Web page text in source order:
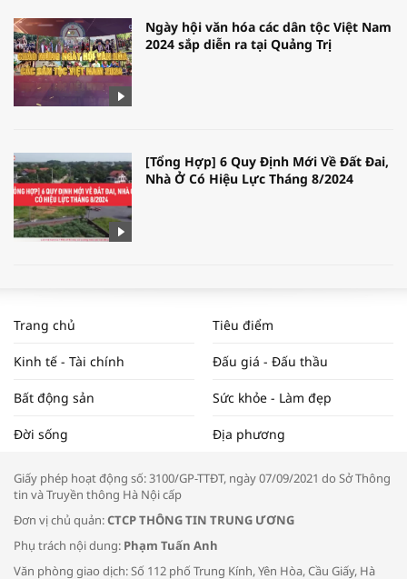
Ngày hội văn hóa các dân tộc Việt Nam
2024 sắp diễn ra tại Quảng Trị
[Tổng Hợp] 6 Quy Định Mới Về Đất Đai,
Nhà Ở Có Hiệu Lực Tháng 8/2024
NAM NĂM 2024 VÀ NĂM 2025 | NHỊP
ĐẬP THỊ TRƯỜNG #62
Tọa đàm “Xúc tiến thương mại: Khơi
Bác sĩ tư vấn cách phòng tránh bệnh
Trang chủ Tiêu điểm
Kinh tế - Tài chính Đấu giá - Đấu thầu
Bất động sản Sức khỏe - Làm đẹp
Đời sống Địa phương
Giấy phép hoạt động số: 3100/GP-TTĐT, ngày 07/09/2021 do Sở Thông
tin và Truyền thông Hà Nội cấp
Đơn vị chủ quản:CTCP THÔNG TIN TRUNG ƯƠNG
Phụ trách nội dung: Phạm Tuấn Anh
Văn phòng giao dịch: Số 112 phố Trung Kính, Yên Hòa, Cầu Giấy, Hà